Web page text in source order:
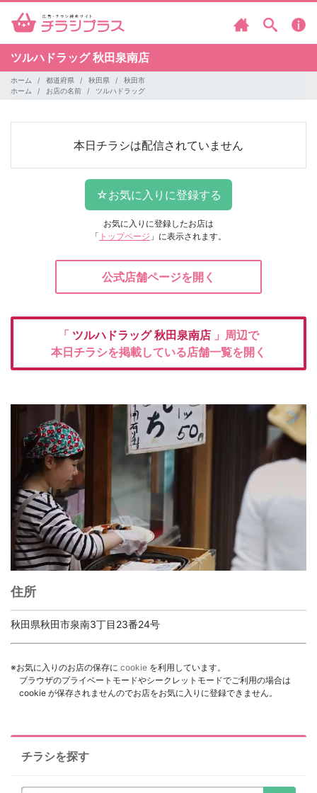
ツルハドラッグ秋田泉南店
ホーム 都道府県 秋田県
秋田市
ホーム
お店の名前 ツルハドラッグ
本日チラシは配信されていません
お気に入りに登録したお店は
「 トップページ 」に表示されます。
公式店舗ページを開く
「 ツルハドラッグ秋田泉南店 」周辺で
本日チラシを掲載している店舗一覧を開く
住所
秋田県秋田市泉南3丁目23番24号
※お気に入りのお店の保存に cookie を利用しています。
ブラウザのプライベートモードやシークレットモードでご利用の場合は
cookie が保存されませんのでお店をお気に入りに登録できません。
チラシを探す